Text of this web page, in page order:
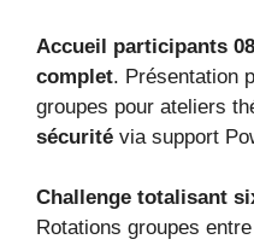
Accueil participants
complet. Présentation
groupes pour ateliers
sécurité via support
Challenge totalisant
Rotations groupes